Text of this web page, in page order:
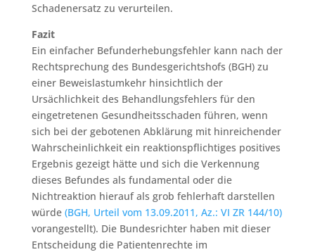
Schadenersatz zu verurteilen.
Fazit
Ein einfacher Befunderhebungsfehler kann nach der
Rechtsprechung des Bundesgerichtshofs (BGH) zu
einer Beweislastumkehr hinsichtlich der
Ursächlichkeit des Behandlungsfehlers für den
eingetretenen Gesundheitsschaden führen, wenn
sich bei der gebotenen Abklärung mit hinreichender
Wahrscheinlichkeit ein reaktionspflichtiges positives
Ergebnis gezeigt hätte und sich die Verkennung
dieses Befundes als fundamental oder die
Nichtreaktion hierauf als grob fehlerhaft darstellen
würde (BGH, Urteil vom 13.09.2011, Az.: VI ZR 144/10)
vorangestellt). Die Bundesrichter haben mit dieser
Entscheidung die Patientenrechte im